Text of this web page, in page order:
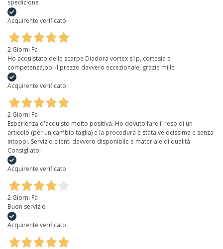
spedizione
Acquirente verificato
2 Giorni Fa
Ho acquistato delle scarpe Diadora vortex s1p, cortesia e
competenza,poi il prezzo davvero eccezionale, grazie mille
Acquirente verificato
2 Giorni Fa
Esperienza d'acquisto molto positiva. Ho dovuto fare il reso di un
articolo (per un cambio taglia) e la procedura è stata velocissima e senza
intoppi. Servizio clienti davvero disponibile e materiale di qualità.
Consigliato!
Acquirente verificato
2 Giorni Fa
Buon servizio
Acquirente verificato